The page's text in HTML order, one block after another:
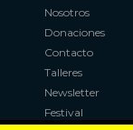
Nosotros
Donaciones
Contacto
Talleres
Newsletter
Festival